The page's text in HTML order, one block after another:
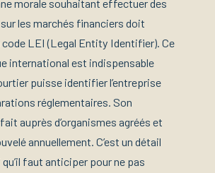
morale souhaitant effectuer des
les marchés financiers doit
code LEI (Legal Entity Identifier). Ce
international est indispensable
puisse identifier l’entreprise
réglementaires. Son
auprès d’organismes agréés et
annuellement. C’est un détail
faut anticiper pour ne pas